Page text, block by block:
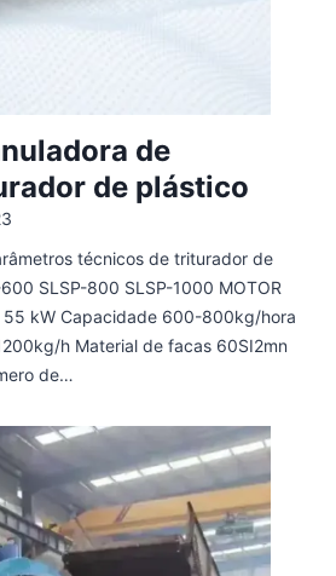
de
de plástico
técnicos de triturador de
SLSP-800 SLSP-1000 MOTOR
55 kW Capacidade 600-800kg/hora
h Material de facas 60SI2mn
de…